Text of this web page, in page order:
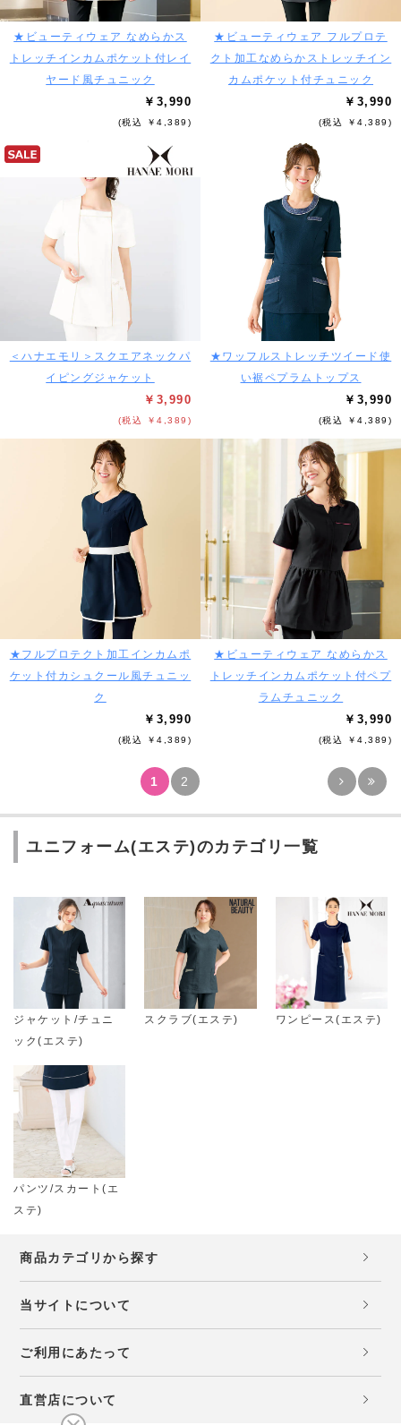
★ビューティウェア なめらかス
トレッチインカムポケット付レイ
ヤード風チュニック
￥3,990
(税込 ￥4,389)
★ビューティウェア フルプロテ
クト加工なめらかストレッチイン
カムポケット付チュニック
￥3,990
(税込 ￥4,389)
＜ハナエモリ＞スクエアネックパ
イピングジャケット
￥3,990
(税込 ￥4,389)
★ワッフルストレッチツイード使
い裾ペプラムトップス
￥3,990
(税込 ￥4,389)
★フルプロテクト加工インカムポ
ケット付カシュクール風チュニッ
ク
￥3,990
(税込 ￥4,389)
★ビューティウェア なめらかス
トレッチインカムポケット付ペプ
ラムチュニック
￥3,990
(税込 ￥4,389)
1 2
ユニフォーム(エステ)のカテゴリ一覧
ジャケット/チュニ
ック(エステ)
スクラブ(エステ) ワンピース(エステ)
パンツ/スカート(エ
ステ)
商品カテゴリから探す
当サイトについて
ご利用にあたって
直営店について